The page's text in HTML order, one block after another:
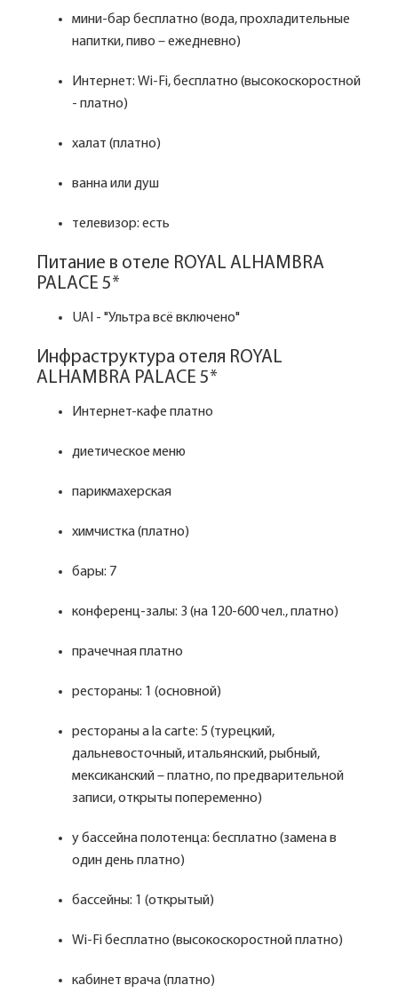
мини-бар бесплатно (вода, прохладительные
напитки, пиво – ежедневно)
Интернет: Wi-Fi, бесплатно (высокоскоростной
- платно)
халат (платно)
ванна или душ
телевизор: есть
Питание в отеле ROYAL ALHAMBRA
PALACE 5*
UAI - "Ультра всё включено"
Инфраструктура отеля ROYAL
ALHAMBRA PALACE 5*
Интернет-кафе платно
диетическое меню
парикмахерская
химчистка (платно)
бары: 7
конференц-залы: 3 (на 120-600 чел., платно)
прачечная платно
рестораны: 1 (основной)
рестораны a la carte: 5 (турецкий,
дальневосточный, итальянский, рыбный,
мексиканский – платно, по предварительной
записи, открыты попеременно)
у бассейна полотенца: бесплатно (замена в
один день платно)
бассейны: 1 (открытый)
Wi-Fi бесплатно (высокоскоростной платно)
кабинет врача (платно)